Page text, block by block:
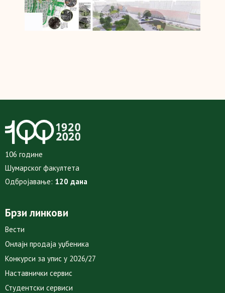
106 године
Шумарског факултета
Одбројавање: 120 дана
Брзи линкови
Вести
Онлајн продаја уџбеника
Конкурси за упис у 2026/27
Наставнички сервис
Студентски сервиси